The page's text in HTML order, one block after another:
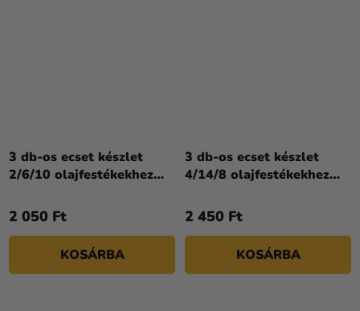
3 db-os ecset készlet
2/6/10 olajfestékekhez
2 050 Ft
KOSÁRBA
3 db-os ecset készlet
4/14/8 olajfestékekhez
Bourgeois
2 450 Ft
KOSÁRBA